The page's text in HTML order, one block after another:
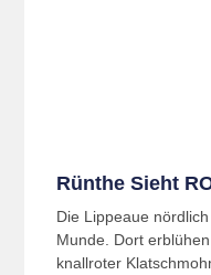
Rünthe Sieht
Die Lippeaue
Munde. Dort
knallroter